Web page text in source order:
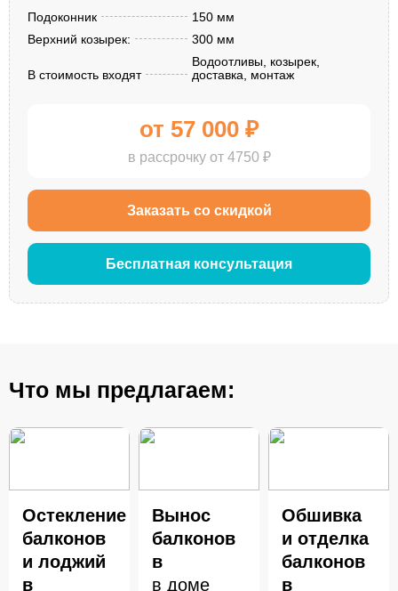
Подоконник
150 мм
Верхний козырек:
300 мм
В стоимость входят
Водоотливы, козырек,
доставка, монтаж
от 57 000 ₽
в рассрочку от 4750 ₽
Заказать со скидкой
Бесплатная консультация
Что мы предлагаем:
Остекление
балконов
и лоджий
в
Вынос
балконов
в
в доме
Обшивка
и отделка
балконов
в